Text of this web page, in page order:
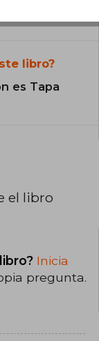
libro?
es Tapa
el libro
Inicia
pregunta.